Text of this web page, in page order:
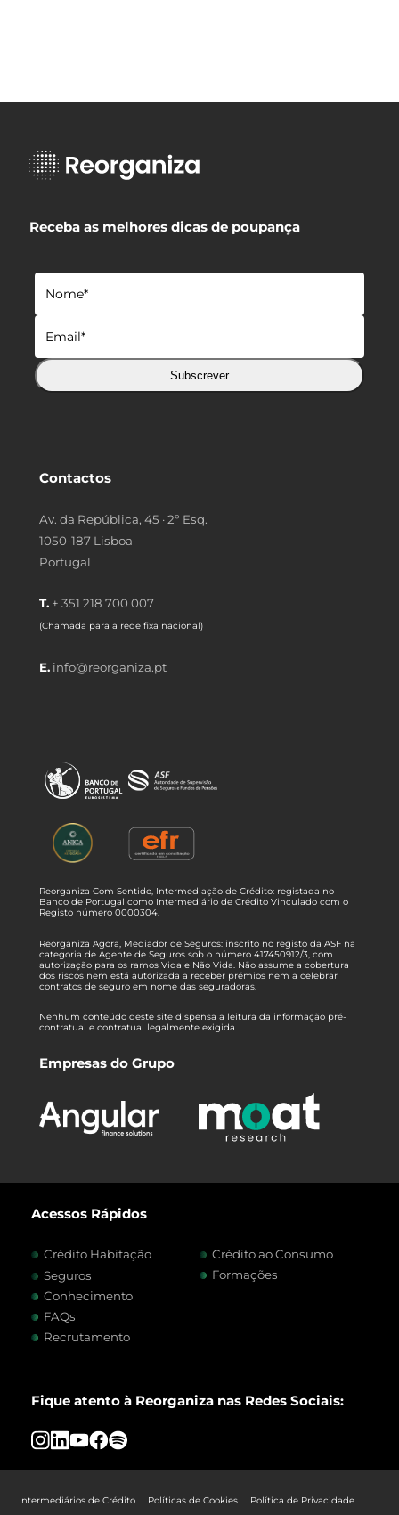
Receba as melhores dicas de poupança
Subscrever
Contactos
Av. da República, 45 · 2º Esq.
1050-187 Lisboa
Portugal
T. + 351 218 700 007
(Chamada para a rede fixa nacional)
E. info@reorganiza.pt
Reorganiza Com Sentido, Intermediação de Crédito: registada no
Banco de Portugal como Intermediário de Crédito Vinculado com o
Registo número 0000304.
Reorganiza Agora, Mediador de Seguros: inscrito no registo da ASF na
categoria de Agente de Seguros sob o número 417450912/3, com
autorização para os ramos Vida e Não Vida. Não assume a cobertura
dos riscos nem está autorizada a receber prémios nem a celebrar
contratos de seguro em nome das seguradoras.
Nenhum conteúdo deste site dispensa a leitura da informação pré-
contratual e contratual legalmente exigida.
Empresas do Grupo
Acessos Rápidos
Crédito Habitação
Crédito ao Consumo
Seguros
Formações
Conhecimento
FAQs
Recrutamento
Fique atento à Reorganiza nas Redes Sociais:
Intermediários de Crédito Políticas de Cookies Política de Privacidade